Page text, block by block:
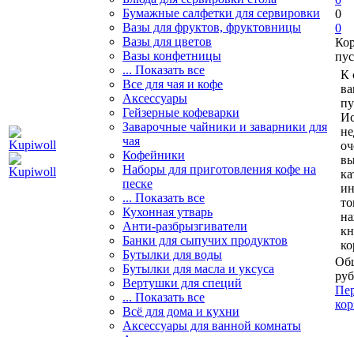
Бумажные салфетки для сервировки
Вазы для фруктов, фруктовницы
Вазы для цветов
Вазы конфетницы
... Показать все
Все для чая и кофе
Аксессуары
Гейзерные кофеварки
Заварочные чайники и заварники для
чая
Кофейники
Наборы для приготовления кофе на
песке
... Показать все
Кухонная утварь
Анти-разбрызгиватели
Банки для сыпучих продуктов
Бутылки для воды
Бутылки для масла и уксуса
Вертушки для специй
... Показать все
Всё для дома и кухни
Аксессуары для ванной комнаты
0
0
К